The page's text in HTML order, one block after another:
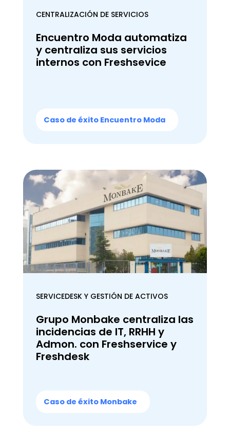
CENTRALIZACIÓN DE SERVICIOS
Encuentro Moda automatiza
y centraliza sus servicios
internos con Freshsevice
Caso de éxito Encuentro Moda
SERVICEDESK Y GESTIÓN DE ACTIVOS
Grupo Monbake centraliza las
incidencias de IT, RRHH y
Admon. con Freshservice y
Freshdesk
Caso de éxito Monbake